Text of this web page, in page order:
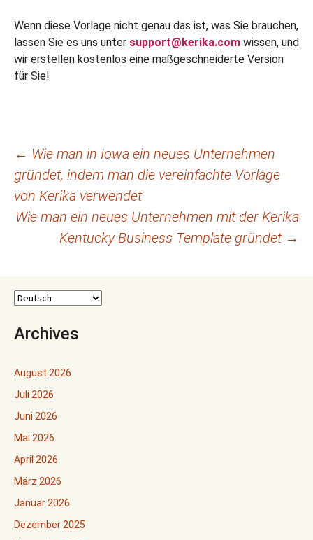
Wenn diese Vorlage nicht genau das ist, was Sie brauchen,
lassen Sie es uns unter support@kerika.com wissen, und
wir erstellen kostenlos eine maßgeschneiderte Version
für Sie!
Beitragsnavigation
← Wie man in Iowa ein neues Unternehmen
gründet, indem man die vereinfachte Vorlage
von Kerika verwendet
Wie man ein neues Unternehmen mit der Kerika
Kentucky Business Template gründet →
Archives
August 2026
Juli 2026
Juni 2026
Mai 2026
April 2026
März 2026
Januar 2026
Dezember 2025